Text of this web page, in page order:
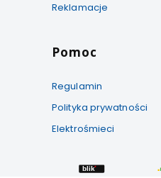
Reklamacje
Pomoc
Regulamin
Polityka prywatności
Elektrośmieci